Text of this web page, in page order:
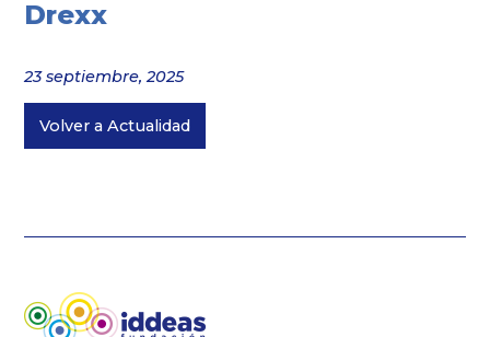
Drexx
23 septiembre, 2025
Volver a Actualidad